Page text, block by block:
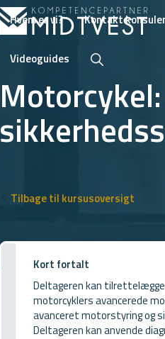
Hvem er vi? Kontakt
Videoguides
Tilbage til kursusoversigt
Kort fortalt
Deltageren kan
motorcyklers avancerede
avanceret motorstyring og
Deltageren kan anvende